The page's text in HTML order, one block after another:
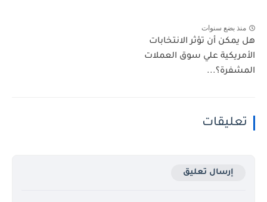
منذ بضع سنوات
هل يمكن أن تؤثر الانتخابات
الأمريكية علي سوق العملات
المشفرة؟...
تعليقات
إرسال تعليق